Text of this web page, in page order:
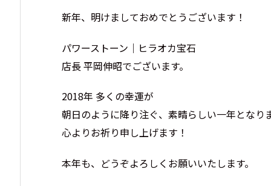
新年、明けましておめでとうございます！
パワーストーン｜ヒラオカ宝石
店長 平岡伸昭でございます。
2018年 多くの幸運が
朝日のように降り注ぐ、素晴らしい一年となり
心よりお祈り申し上げます！
本年も、どうぞよろしくお願いいたします。